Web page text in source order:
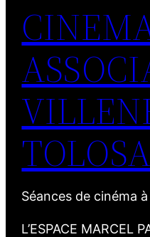
Séances de cinéma à
L’ESPACE MARCEL